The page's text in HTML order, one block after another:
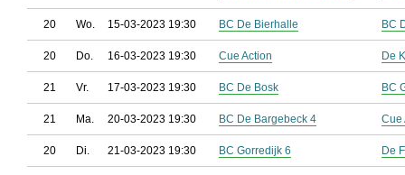
20 Wo. 15-03-2023 19:30 BC De Bierhalle BC
20 Do. 16-03-2023 19:30 Cue Action De
21 Vr. 17-03-2023 19:30 BC De Bosk BC
21 Ma. 20-03-2023 19:30 BC De Bargebeck 4 Cue
20 Di. 21-03-2023 19:30 BC Gorredijk 6 De